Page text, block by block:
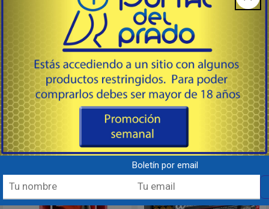
International™ 195gr
# 82291 - Hornady®
Manufacturing
Munición en calibre 8x57 JS con
proyectil de 195 gr SP Custom
International™.
Vel: 783 fps. / E: 3877 fps/lb.
Medium Game 50-300 lbs
Large Game 300-1500 lbs
Consultar
Bushings
# 044096 - Hornady®
Manufacturing
Casquillos de conversión y matriz
Lock-N-Load®
Simplemente enrosque un kit de
conversión Hornady® Lock-N-
Load®
en su prensa de recarga RCBS®
Rock Chucker u otra prensa con
rosca de 1¼"-12,
estará listo para usar el sistema
Lock-N-Load®.
Envase con 10 piezas
Consultar
Nuevo
Boletín por email